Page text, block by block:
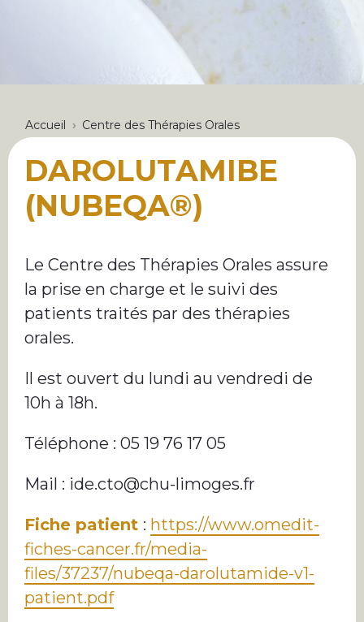
FIL
D'ARIANE
Accueil Centre des Thérapies Orales
DAROLUTAMIBE
(NUBEQA®)
Le Centre des Thérapies Orales assure
la prise en charge et le suivi des
patients traités par des thérapies
orales.
Il est ouvert du lundi au vendredi de
10h à 18h.
Téléphone : 05 19 76 17 05
Mail : ide.cto@chu-limoges.fr
Fiche patient : https://www.omedit-
fiches-cancer.fr/media-
files/37237/nubeqa-darolutamide-v1-
patient.pdf